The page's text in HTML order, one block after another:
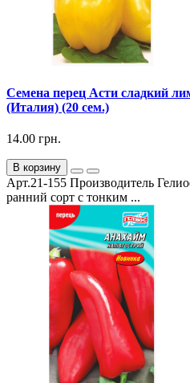
Семена перец Асти сладкий
(Италия) (20 сем.)
14.00 грн.
В корзину
Арт.21-155 Производитель
ранний сорт с тонким ...